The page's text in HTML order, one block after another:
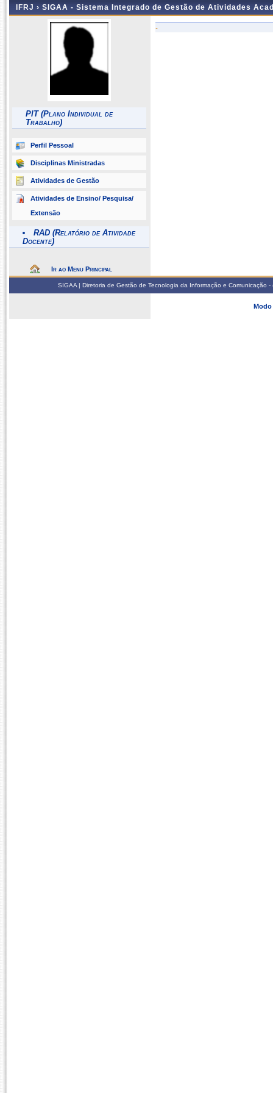
IFRJ › SIGAA - Sistema Integrado de Gestão de Atividades
PIT (Plano Individual de
Trabalho)
Perfil Pessoal
Disciplinas Ministradas
Atividades de Gestão
Atividades de Ensino/ Pesquisa/
Extensão
RAD (Relatório de Atividade
Docente)
Ir ao Menu Principal
-
SIGAA | Diretoria de Gestão de Tecnologia da Informação e
Modo